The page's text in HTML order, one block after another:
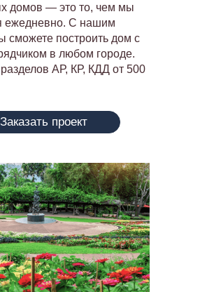
домов — это то, чем мы
ежедневно. С нашим
сможете построить дом с
в любом городе.
разделов АР, КР, КДД от 500
Заказать проект